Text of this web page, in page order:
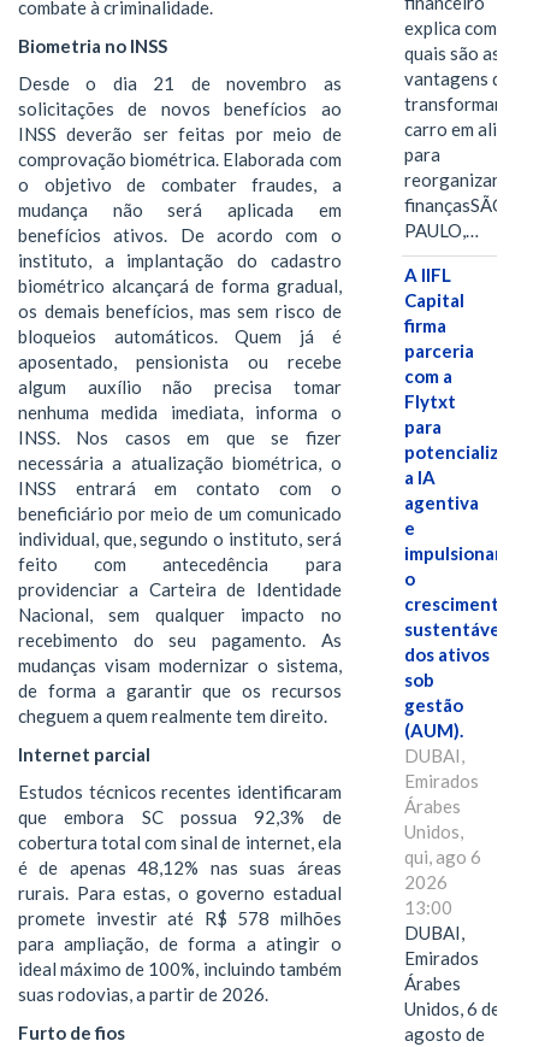
combate à criminalidade.
Biometria no INSS
Desde o dia 21 de novembro as
solicitações de novos benefícios ao
INSS deverão ser feitas por meio de
comprovação biométrica. Elaborada com
o objetivo de combater fraudes, a
mudança não será aplicada em
benefícios ativos. De acordo com o
instituto, a implantação do cadastro
biométrico alcançará de forma gradual,
os demais benefícios, mas sem risco de
bloqueios automáticos. Quem já é
aposentado, pensionista ou recebe
algum auxílio não precisa tomar
nenhuma medida imediata, informa o
INSS. Nos casos em que se fizer
necessária a atualização biométrica, o
INSS entrará em contato com o
beneficiário por meio de um comunicado
individual, que, segundo o instituto, será
feito com antecedência para
providenciar a Carteira de Identidade
Nacional, sem qualquer impacto no
recebimento do seu pagamento. As
mudanças visam modernizar o sistema,
de forma a garantir que os recursos
cheguem a quem realmente tem direito.
Internet parcial
Estudos técnicos recentes identificaram
que embora SC possua 92,3% de
cobertura total com sinal de internet, ela
é de apenas 48,12% nas suas áreas
rurais. Para estas, o governo estadual
promete investir até R$ 578 milhões
para ampliação, de forma a atingir o
ideal máximo de 100%, incluindo também
suas rodovias, a partir de 2026.
Furto de fios
explica como e
quais são as
vantagens de
transformar o
carro em aliado
para
reorganizar as
finançasSÃO
PAULO,…
A IIFL
Capital
firma
parceria
com a
Flytxt
para
potencializar
a IA
agentiva
e
impulsionar
o
crescimento
sustentável
dos ativos
sob
gestão
(AUM).
DUBAI,
Emirados
Árabes
Unidos,
qui, ago 6
2026
13:00
DUBAI,
Emirados
Árabes
Unidos, 6 de
agosto de